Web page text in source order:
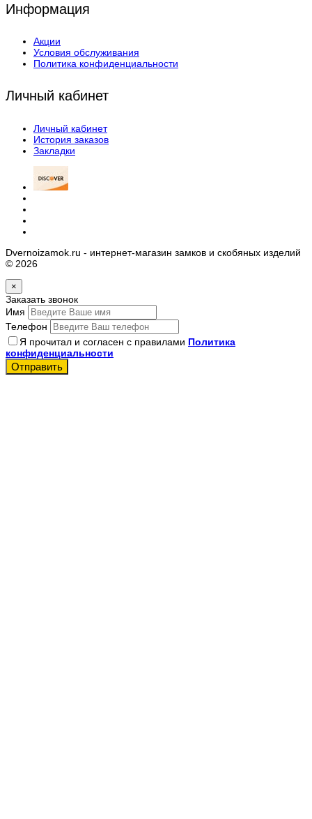
Информация
Акции
Условия обслуживания
Политика конфиденциальности
Личный кабинет
Личный кабинет
История заказов
Закладки
Dvernoizamok.ru - интернет-магазин замков и скобяных изделий
© 2026
×
Заказать звонок
Имя
Телефон
Я прочитал и согласен с правилами Политика
конфиденциальности
Отправить